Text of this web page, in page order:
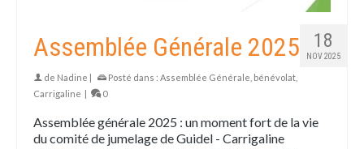
18
NOV 2025
Assemblée Générale 2025
de Nadine | Posté dans : Assemblée Générale bénévolat
Carrigaline | 0
Assemblée générale 2025 : un moment fort de la vie
du comité de jumelage de Guidel - Carrigaline